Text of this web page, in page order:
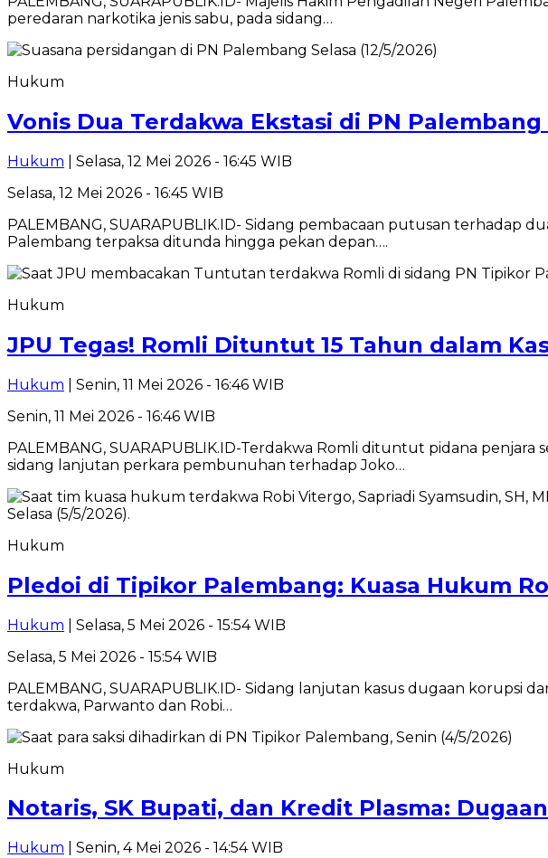
peredaran narkotika jenis sabu, pada sidang…
Hukum
Vonis Dua Terdakwa Ekstasi di PN
Hukum | Selasa, 12 Mei 2026 - 16:45 WIB
Selasa, 12 Mei 2026 - 16:45 WIB
PALEMBANG, SUARAPUBLIK.ID- Sidang pembacaan putusan terhadap
Palembang terpaksa ditunda hingga pekan depan….
Hukum
JPU Tegas! Romli Dituntut 15 Tahun dalam
Hukum | Senin, 11 Mei 2026 - 16:46 WIB
Senin, 11 Mei 2026 - 16:46 WIB
PALEMBANG, SUARAPUBLIK.ID-Terdakwa Romli dituntut pidana
sidang lanjutan perkara pembunuhan terhadap Joko…
Hukum
Pledoi di Tipikor Palembang: Kuasa Hukum
Hukum | Selasa, 5 Mei 2026 - 15:54 WIB
Selasa, 5 Mei 2026 - 15:54 WIB
PALEMBANG, SUARAPUBLIK.ID- Sidang lanjutan kasus dugaan korupsi
terdakwa, Parwanto dan Robi…
Hukum
Notaris, SK Bupati, dan Kredit Plasma:
Hukum | Senin, 4 Mei 2026 - 14:54 WIB